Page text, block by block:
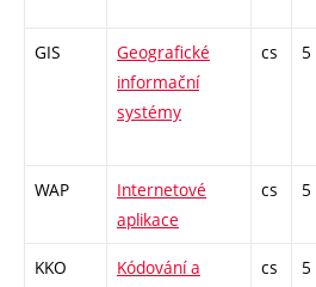
GIS
Geografické
informační
systémy
cs 5
WAP
Internetové
aplikace
cs 5
KKO
Kódování a
cs 5